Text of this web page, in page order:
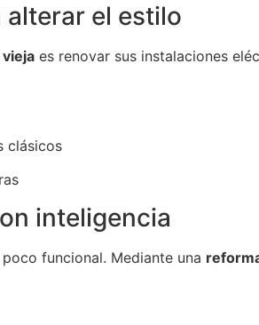
alterar el estilo
es renovar sus instalaciones
clásicos
inteligencia
funcional. Mediante una